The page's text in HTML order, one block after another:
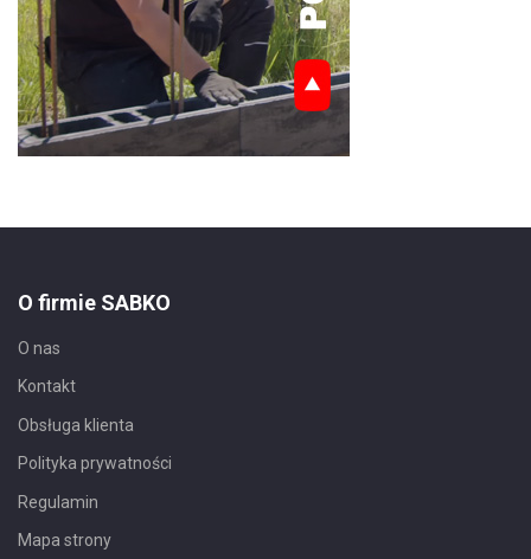
O firmie SABKO
O nas
Kontakt
Obsługa klienta
Polityka prywatności
Regulamin
Mapa strony